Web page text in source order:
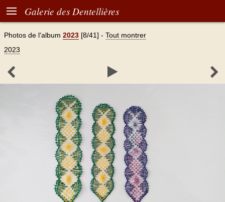
 Galerie des Dentellières
Photos de l'album 2023 [8/41] - Tout montrer
2023
  